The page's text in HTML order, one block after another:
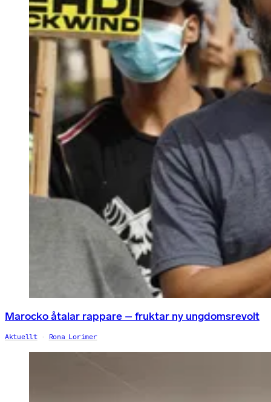
Marocko åtalar rappare – fruktar ny ungdomsrevolt
Aktuellt Rona Lorimer